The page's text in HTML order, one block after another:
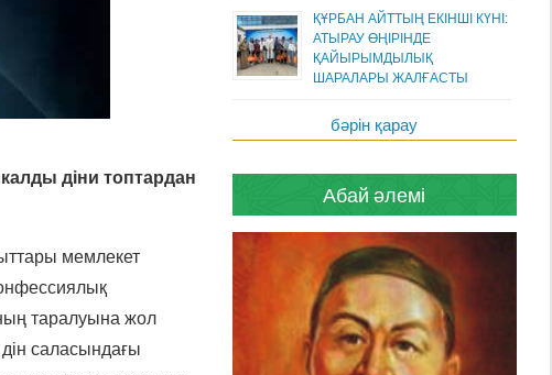
діни топтардан
мемлекет
таралуына жол
дін саласындағы
ҚҰРБАН АЙТТЫҢ ЕКІНШІ КҮНІ:
АТЫРАУ ӨҢІРІНДЕ
ҚАЙЫРЫМДЫЛЫҚ
ШАРАЛАРЫ ЖАЛҒАСТЫ
бәрін қарау
Абай әлемі